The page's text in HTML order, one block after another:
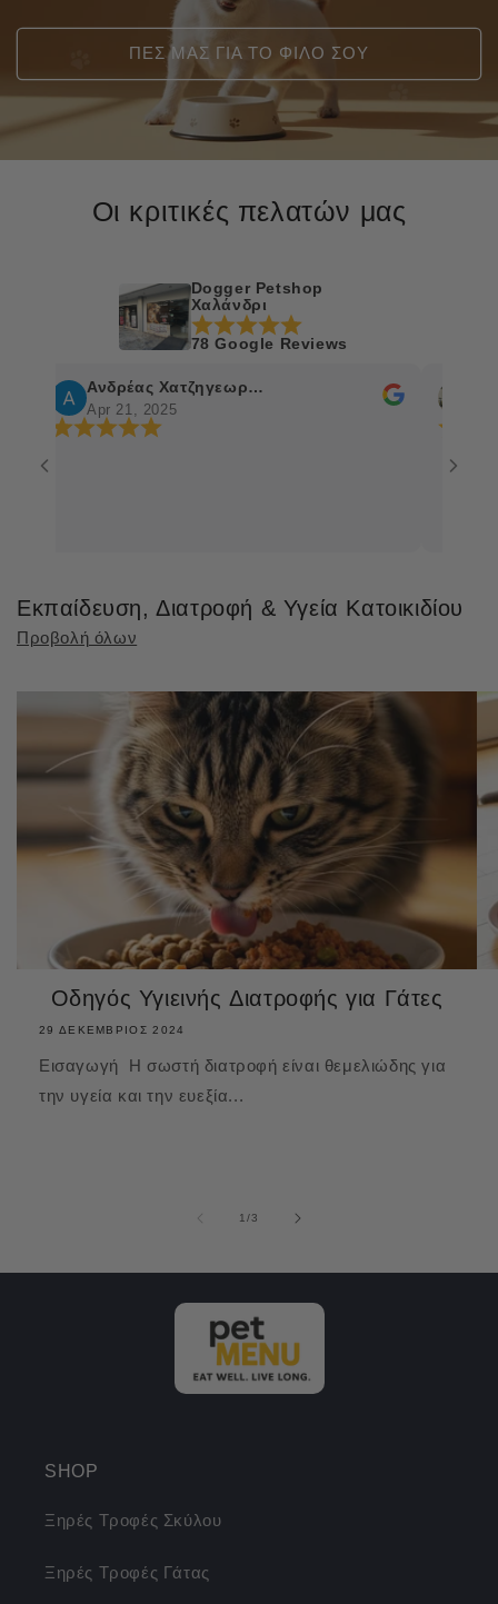
ΠΕΣ ΜΑΣ ΓΙΑ ΤΟ ΦΙΛΟ ΣΟΥ
Οι κριτικές πελατών μας
Dogger Petshop
Χαλάνδρι
78 Google Reviews
Ανδρέας Χατζηγεωργίου
Apr 21, 2025
Ch.
Apr 17,
Εκπαίδευση, Διατροφή & Υγεία Κατοικιδίου
Προβολή όλων
Οδηγός Υγιεινής Διατροφής για Γάτες
29 ΔΕΚΈΜΒΡΙΟΣ 2024
Εισαγωγή Η σωστή διατροφή είναι θεμελιώδης για
την υγεία και την ευεξία...
1/από
3
SHOP
Ξηρές Τροφές Σκύλου
Ξηρές Τροφές Γάτας